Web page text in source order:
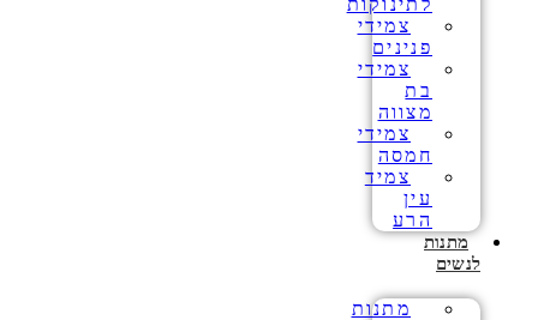
לתינוקות
צמידי
פנינים
צמידי
בת
מצווה
צמידי
חמסה
צמיד
עין
הרע
מתנות
לנשים
מתנות